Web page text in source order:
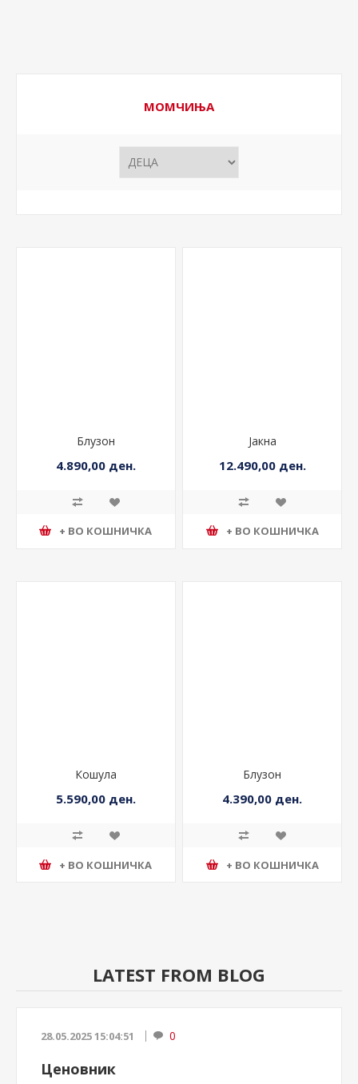
МОМЧИЊА
Блузон
4.890,00 ден.
+ ВО КОШНИЧКА
Јакна
12.490,00 ден.
+ ВО КОШНИЧКА
Кошула
5.590,00 ден.
+ ВО КОШНИЧКА
Блузон
4.390,00 ден.
+ ВО КОШНИЧКА
LATEST FROM BLOG
28.05.2025 15:04:51 0
Ценовник